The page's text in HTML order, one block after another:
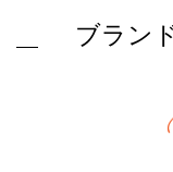
組成物: 86%
部門: ウィメンズ,
ブラン